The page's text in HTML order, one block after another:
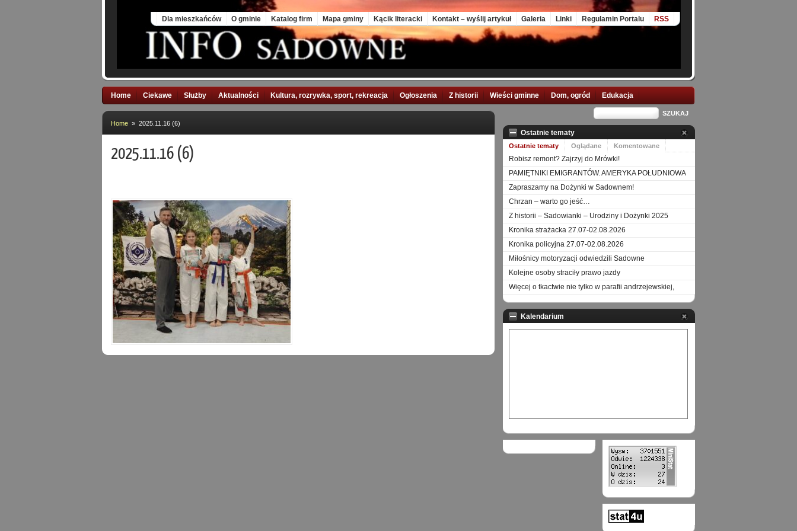
Dla mieszkańców O gminie Katalog firm Mapa gminy Kącik literacki Kontakt – wyślij artykuł Galeria Linki Regulamin Portalu RSS
Home Ciekawe Służby Aktualności Kultura, rozrywka, sport, rekreacja Ogłoszenia Z historii Wieści gminne Dom, ogród Edukacja
Home » 2025.11.16 (6)
2025.11.16 (6)
Ostatnie tematy
Ostatnie tematy Oglądane Komentowane
Robisz remont? Zajrzyj do Mrówki!
PAMIĘTNIKI EMIGRANTÓW. AMERYKA POŁUDNIOWA
Zapraszamy na Dożynki w Sadownem!
Chrzan – warto go jeść…
Z historii – Sadowianki – Urodziny i Dożynki 2025
Kronika strażacka 27.07-02.08.2026
Kronika policyjna 27.07-02.08.2026
Miłośnicy motoryzacji odwiedzili Sadowne
Kolejne osoby straciły prawo jazdy
Więcej o tkactwie nie tylko w parafii andrzejewskiej,
Kalendarium